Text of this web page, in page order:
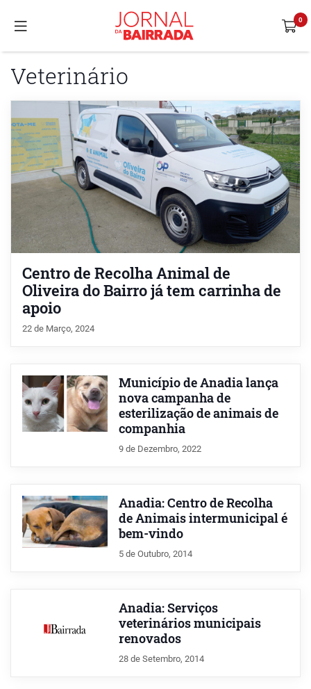
Veterinário
Centro de Recolha Animal de
Oliveira do Bairro já tem carrinha de
apoio
22 de Março, 2024
Município de Anadia lança
nova campanha de
esterilização de animais de
companhia
9 de Dezembro, 2022
Anadia: Centro de Recolha
de Animais intermunicipal é
bem-vindo
5 de Outubro, 2014
Anadia: Serviços
veterinários municipais
renovados
28 de Setembro, 2014